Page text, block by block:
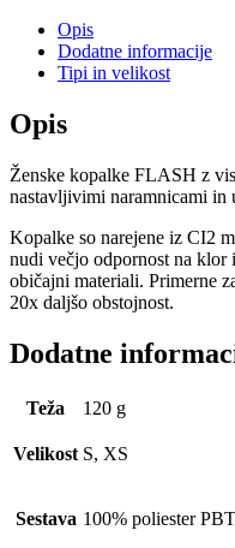
Opis
Dodatne informacije
Tipi in velikost
Opis
Ženske kopalke FLASH z
nastavljivimi naramnicami
Kopalke so narejene iz CI2
nudi večjo odpornost na klor
običajni materiali. Primerne
20x daljšo obstojnost.
Dodatne
Teža 120 g
Velikost S, XS
Sestava 100% poliester PBT